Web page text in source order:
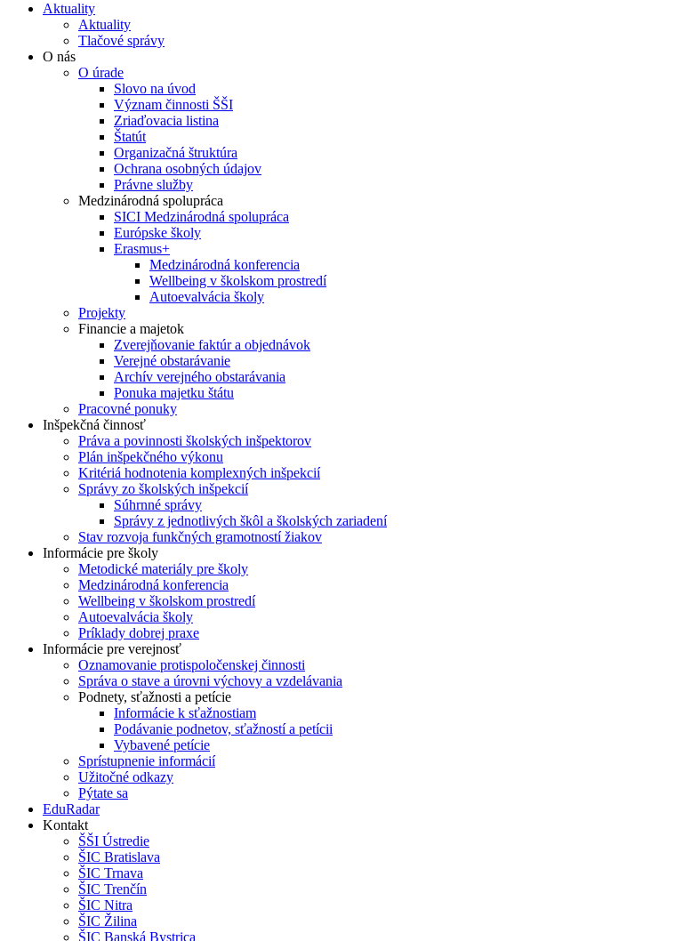
Aktuality
Aktuality
Tlačové správy
O nás
O úrade
Slovo na úvod
Význam činnosti ŠŠI
Zriaďovacia listina
Štatút
Organizačná štruktúra
Ochrana osobných údajov
Právne služby
Medzinárodná spolupráca
SICI Medzinárodná spolupráca
Európske školy
Erasmus+
Medzinárodná konferencia
Wellbeing v školskom prostredí
Autoevalvácia školy
Projekty
Financie a majetok
Zverejňovanie faktúr a objednávok
Verejné obstarávanie
Archív verejného obstarávania
Ponuka majetku štátu
Pracovné ponuky
Inšpekčná činnosť
Práva a povinnosti školských inšpektorov
Plán inšpekčného výkonu
Kritériá hodnotenia komplexných inšpekcií
Správy zo školských inšpekcií
Súhrnné správy
Správy z jednotlivých škôl a školských zariadení
Stav rozvoja funkčných gramotností žiakov
Informácie pre školy
Metodické materiály pre školy
Medzinárodná konferencia
Wellbeing v školskom prostredí
Autoevalvácia školy
Príklady dobrej praxe
Informácie pre verejnosť
Oznamovanie protispoločenskej činnosti
Správa o stave a úrovni výchovy a vzdelávania
Podnety, sťažnosti a petície
Informácie k sťažnostiam
Podávanie podnetov, sťažností a petícii
Vybavené petície
Sprístupnenie informácií
Užitočné odkazy
Pýtate sa
EduRadar
Kontakt
ŠŠI Ústredie
ŠIC Bratislava
ŠIC Trnava
ŠIC Trenčín
ŠIC Nitra
ŠIC Žilina
ŠIC Banská Bystrica